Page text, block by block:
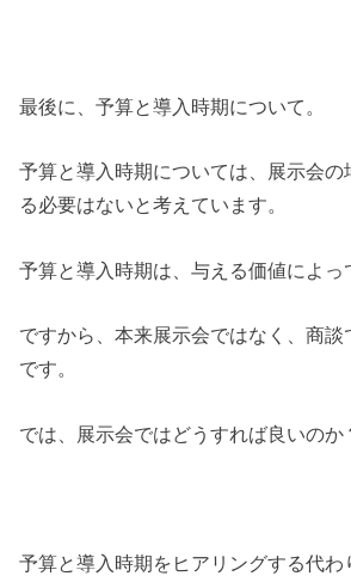
最後に、予算と導入時期について。
予算と導入時期については、展示会の
る必要はないと考えています。
予算と導入時期は、与える価値によっ
ですから、本来展示会ではなく、商
です。
では、展示会ではどうすれば良いのか
予算と導入時期をヒアリングする代わ